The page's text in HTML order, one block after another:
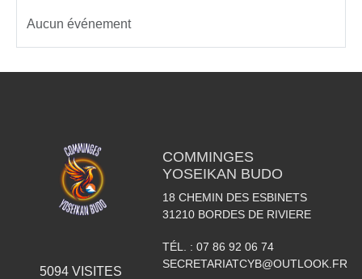
Aucun événement
5094 VISITES
COMMINGES
YOSEIKAN BUDO
18 CHEMIN DES ESBINETS
31210 BORDES DE RIVIERE
TÉL. : 07 86 92 06 74
SECRETARIATCYB@OUTLOOK.FR